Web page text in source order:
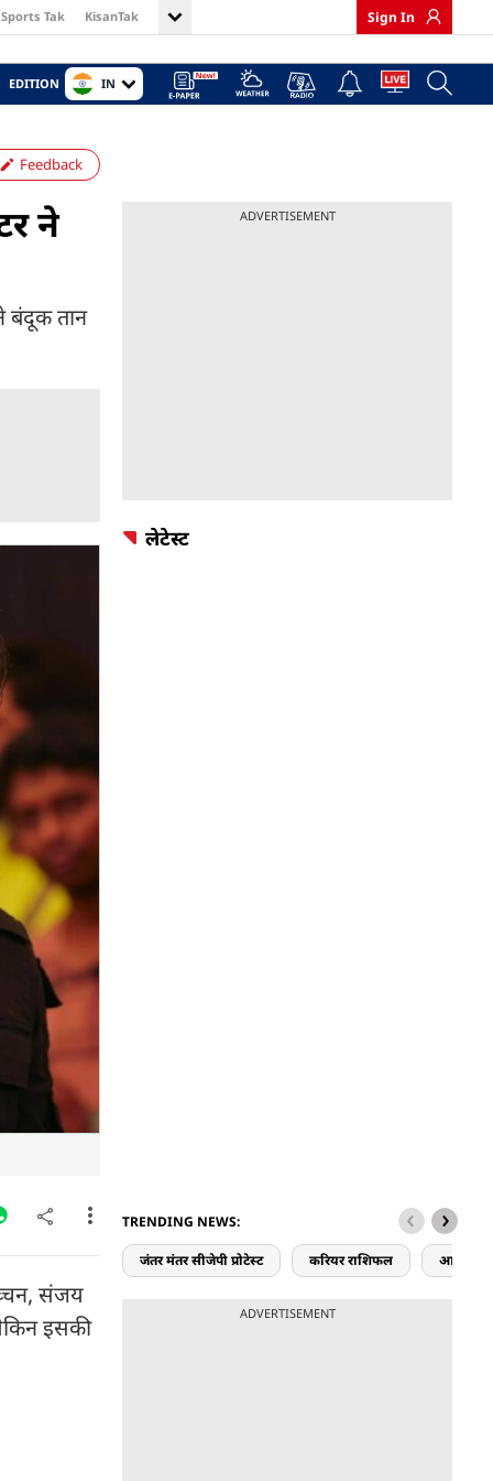
Sports Tak KisanTak Sign In
EDITION IN
Feedback
ने
बंदूक तान
संजय
इसकी
ADVERTISEMENT
लेटेस्ट
TRENDING NEWS:
जंतर मंतर सीजेपी प्रोटेस्ट करियर राशिफल आज का
ADVERTISEMENT